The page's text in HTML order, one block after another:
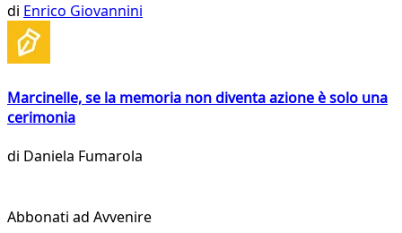
di Enrico Giovannini
Marcinelle, se la memoria non diventa azione è solo una
cerimonia
di Daniela Fumarola
Abbonati ad Avvenire